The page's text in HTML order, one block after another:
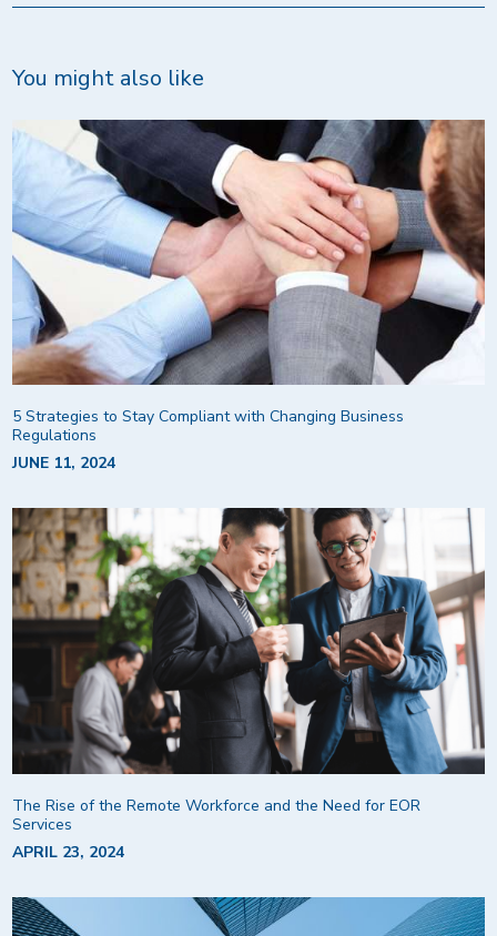
You might also like
5 Strategies to Stay Compliant with Changing Business
Regulations
JUNE 11, 2024
The Rise of the Remote Workforce and the Need for EOR
Services
APRIL 23, 2024